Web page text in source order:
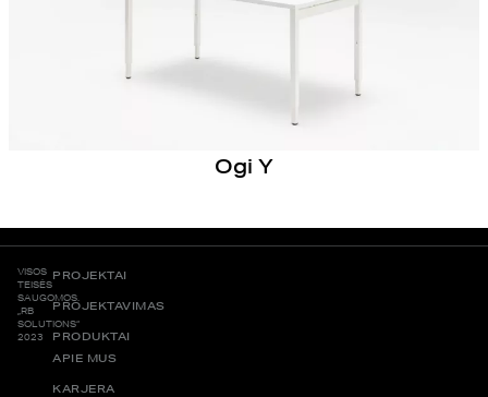
Ogi Y
VISOS
TEISĖS
SAUGOMOS.
„RB
SOLUTIONS“
2023
PROJEKTAI
PROJEKTAVIMAS
PRODUKTAI
APIE MUS
KARJERA